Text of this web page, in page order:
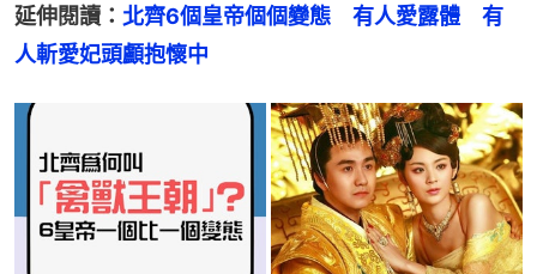
延伸閱讀： 北齊6個皇帝個個變態　有人愛露體　有
人斬愛妃頭顱抱懷中